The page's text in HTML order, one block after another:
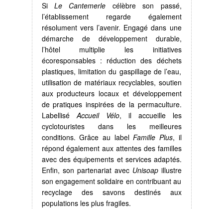
Si Le Cantemerle célèbre son passé,
l’établissement regarde également
résolument vers l’avenir. Engagé dans une
démarche de développement durable,
l’hôtel multiplie les initiatives
écoresponsables : réduction des déchets
plastiques, limitation du gaspillage de l’eau,
utilisation de matériaux recyclables, soutien
aux producteurs locaux et développement
de pratiques inspirées de la permaculture.
LabelliséAccueil Vélo, il accueille les
cyclotouristes dans les meilleures
conditions. Grâce au labelFamille Plus, il
répond également aux attentes des familles
avec des équipements et services adaptés.
Enfin, son partenariat avec Unisoapillustre
son engagement solidaire en contribuant au
recyclage des savons destinés aux
populations les plus fragiles.